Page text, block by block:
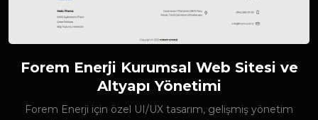
Forem Enerji Kurumsal Web Sitesi ve
Altyapı Yönetimi
Forem Enerji için özel UI/UX tasarım, gelişmiş yönetim